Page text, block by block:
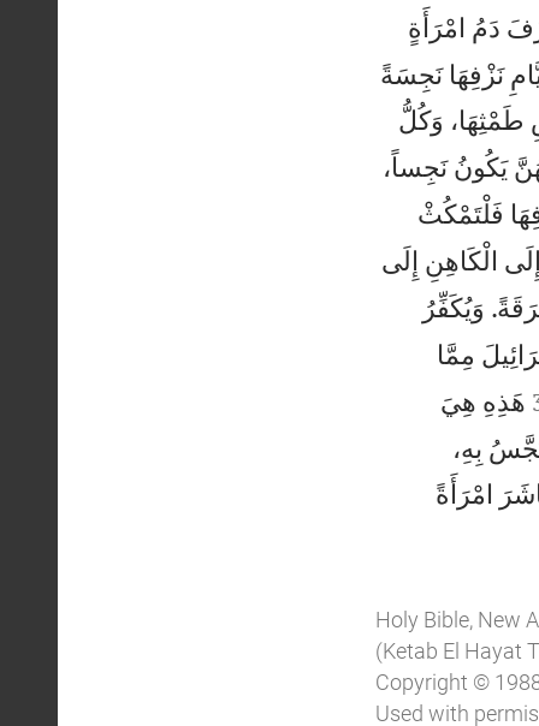
دَمُ امْرَأَةٍ
نَزْفِهَا نَجِسَةً
طَمْثِهَا، وَكُلُّ
يَكُونُ نَجِساً،
فَلْتَمْكُثْ
الْكَاهِنِ إِلَى
وَيُكَفِّرُ
مِمَّا
هَذِهِ هِيَ
بِهِ،
امْرَأَةً
Holy Bible, New
(Ketab El Hayat
Copyright ©
Used with